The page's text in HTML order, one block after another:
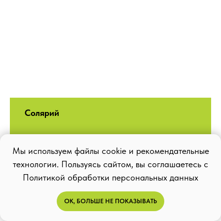
Солярий
Мы используем файлы cookie и рекомендательные
технологии. Пользуясь сайтом, вы соглашаетесь с
Политикой обработки персональных данных
ОК, БОЛЬШЕ НЕ ПОКАЗЫВАТЬ